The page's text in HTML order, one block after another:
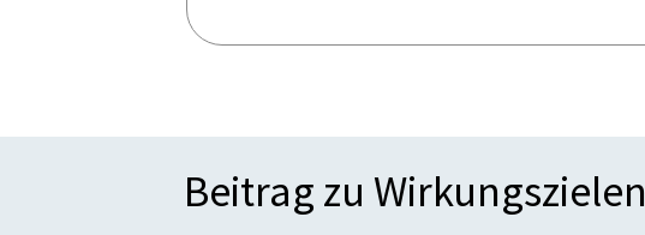
Beitrag zu Wirkungszielen